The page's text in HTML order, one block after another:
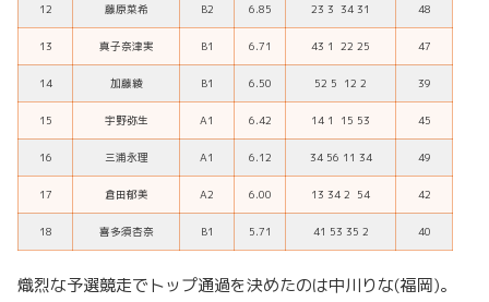
12 藤原菜希 B2 6.85 23 3 34 31 48
13 真子奈津実 B1 6.71 43 1 22 25 47
14 加藤綾 B1 6.50 52 5 12 2 39
15 宇野弥生 A1 6.42 14 1 15 53 45
16 三浦永理 A1 6.12 34 56 11 34 49
17 倉田郁美 A2 6.00 13 34 2 54 42
18 喜多須杏奈 B1 5.71 41 53 35 2 40
熾烈な予選競走でトップ通過を決めたのは中川りな(福岡)。